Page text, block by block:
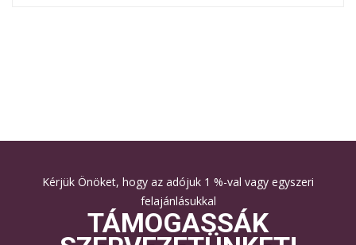
Kérjük Önöket, hogy az adójuk 1 %-val vagy egyszeri
felajánlásukkal
TÁMOGASSÁK